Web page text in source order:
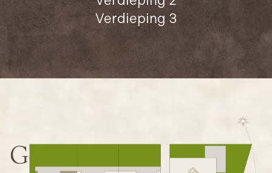
Verdieping 3
Gelijkvloers